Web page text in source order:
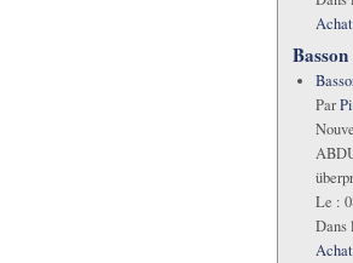
Par
Le :
Dans